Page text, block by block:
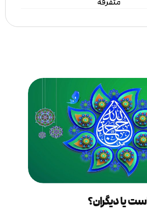
یا دیگران؟